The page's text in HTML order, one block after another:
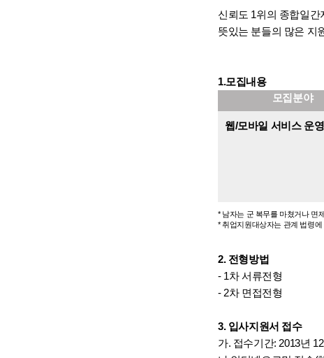
신뢰도 1위의 종합일
뜻있는 분들의 많은 지
1.모집내용
모집분야
웹/모바일 서비스 운
* 남자는 군 복무를 마쳤거나 면
* 취업지원대상자는 관계 법령에
2. 전형방법
- 1차 서류전형
- 2차 면접전형
3. 입사지원서 접수
가. 접수기간: 2013년